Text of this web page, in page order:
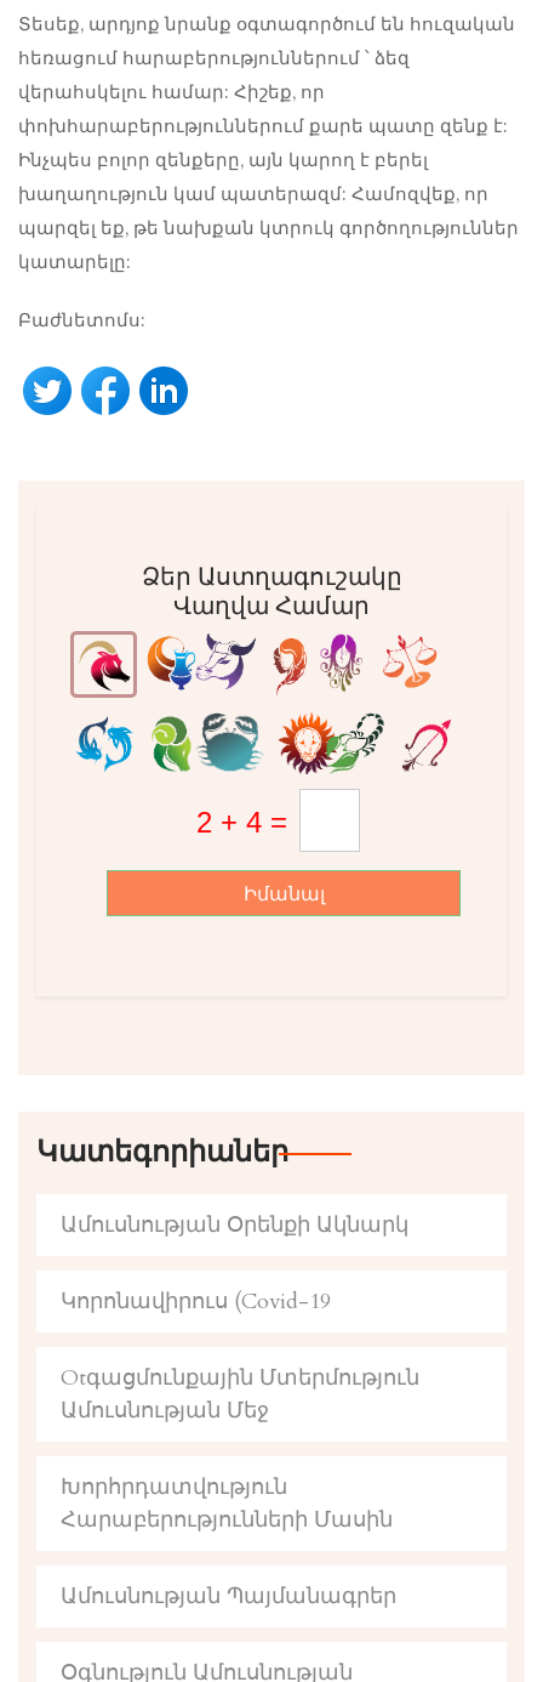
Տեսեք, արդյոք նրանք օգտագործում են հուզական
հեռացում հարաբերություններում ՝ ձեզ
վերահսկելու համար: Հիշեք, որ
փոխհարաբերություններում քարե պատը զենք է:
Ինչպես բոլոր զենքերը, այն կարող է բերել
խաղաղություն կամ պատերազմ: Համոզվեք, որ
պարզել եք, թե նախքան կտրուկ գործողություններ
կատարելը:
Բաժնետոմս:
Ձեր Աստղագուշակը
Վաղվա Համար
Իմանալ
Կատեգորիաներ
Ամուսնության Օրենքի Ակնարկ
Կորոնավիրուս (Covid-19
Otգացմունքային Մտերմություն
Ամուսնության Մեջ
Խորհրդատվություն
Հարաբերությունների Մասին
Ամուսնության Պայմանագրեր
Օգնություն Ամուսնության